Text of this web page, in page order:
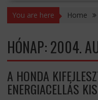
You are here Home
HÓNAP:2004.
A HONDA
ENERGIACELLÁS